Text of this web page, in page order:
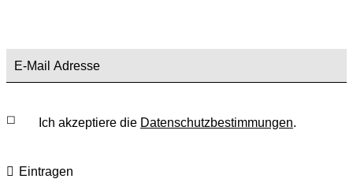
Ich akzeptiere die Datenschutzbestimmungen.
Eintragen